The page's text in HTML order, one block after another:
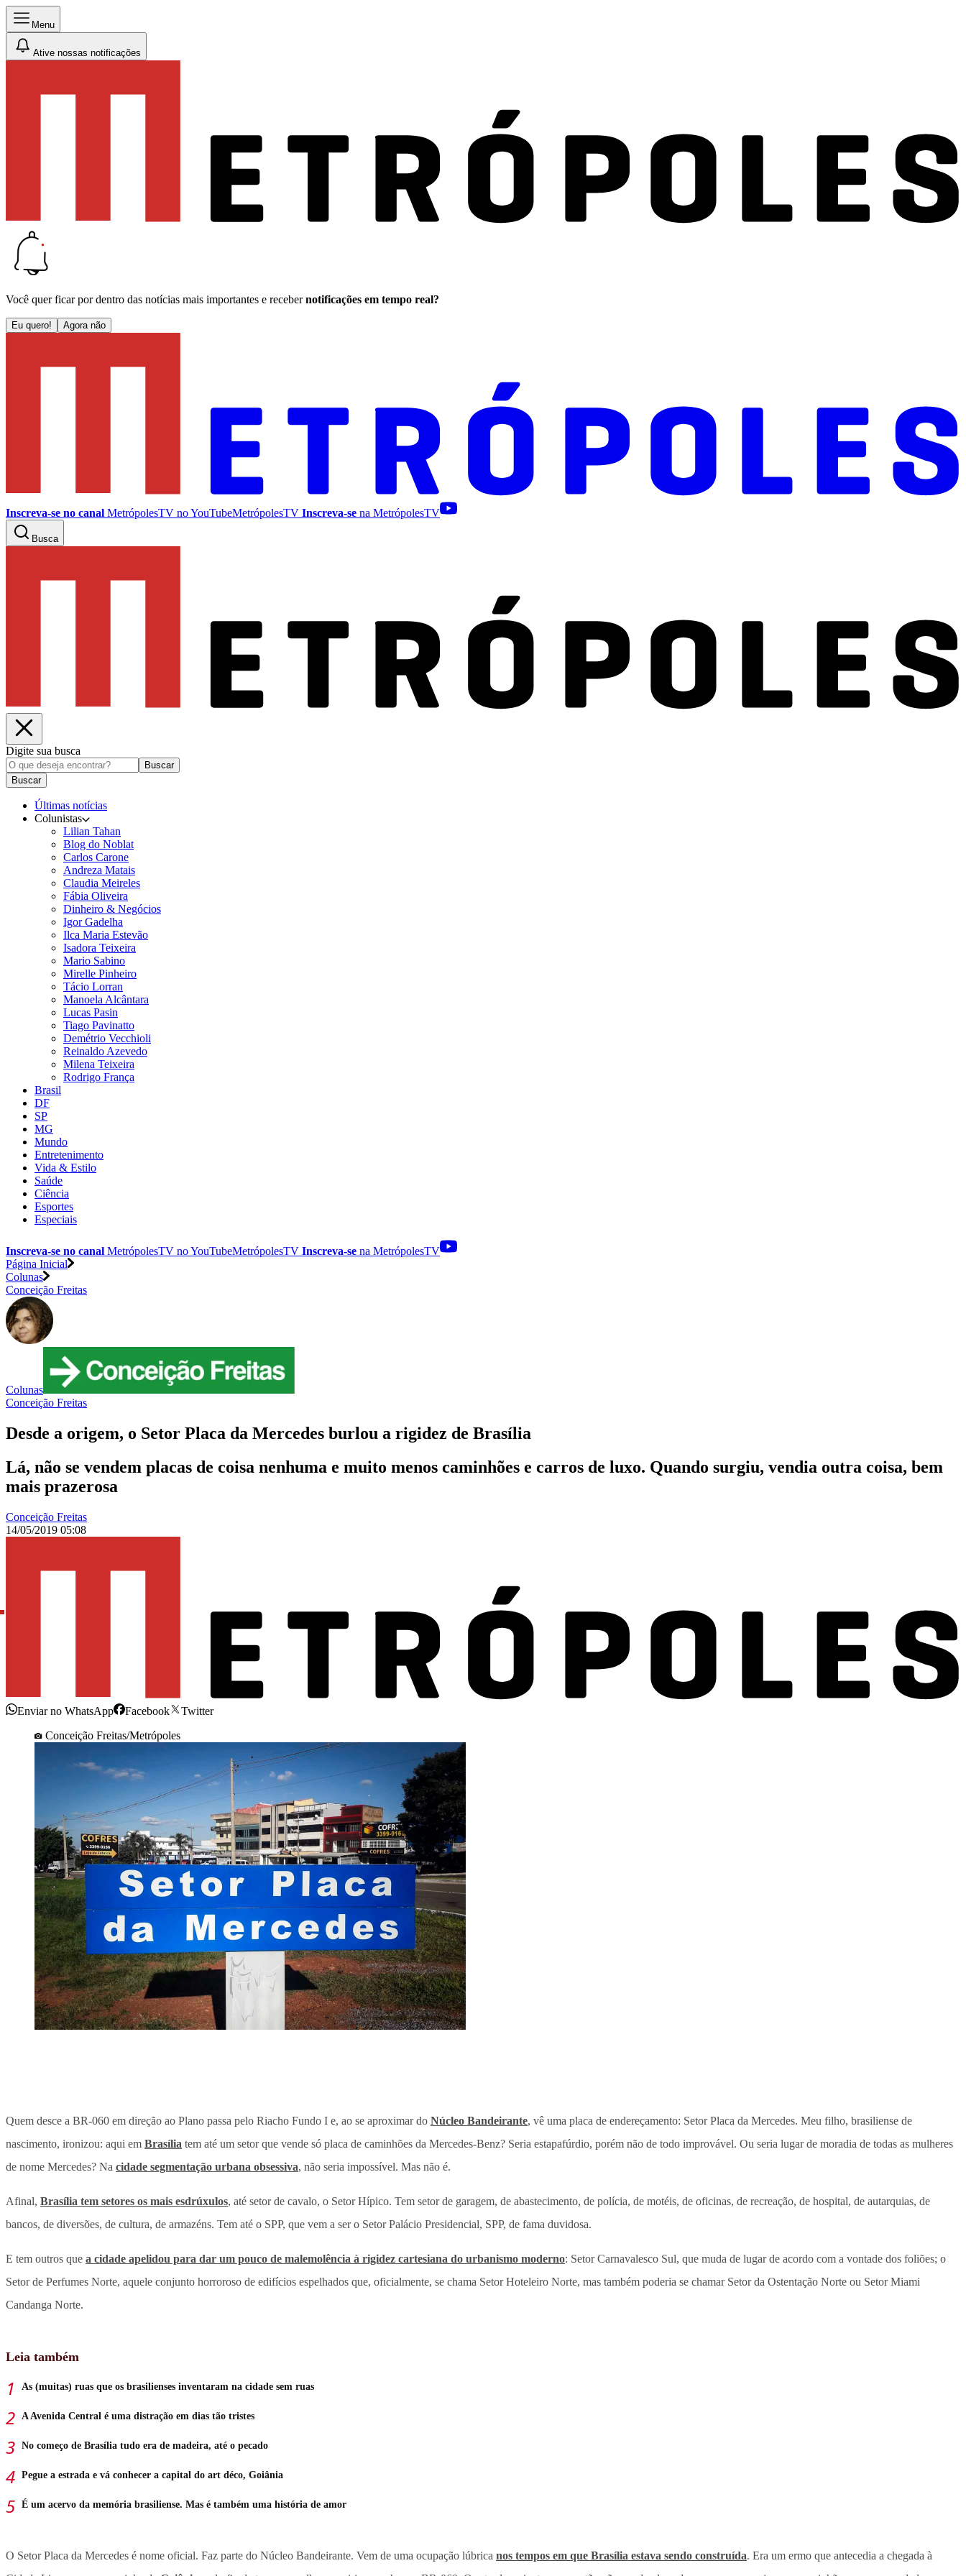
Menu
Ative nossas notificações
Você quer ficar por dentro das notícias mais importantes e receber notificações em tempo real?
Eu quero! Agora não
Inscreva-se no canal MetrópolesTV noYouTubeMetrópolesTV Inscreva-se na MetrópolesTV
Busca
Digite sua busca
Buscar
Buscar
Últimas notícias
Colunistas
Lilian Tahan
Blog do Noblat
Carlos Carone
Andreza Matais
Claudia Meireles
Fábia Oliveira
Dinheiro & Negócios
Igor Gadelha
Ilca Maria Estevão
Isadora Teixeira
Mario Sabino
Mirelle Pinheiro
Tácio Lorran
Manoela Alcântara
Lucas Pasin
Tiago Pavinatto
Demétrio Vecchioli
Reinaldo Azevedo
Milena Teixeira
Rodrigo França
Brasil
DF
SP
MG
Mundo
Entretenimento
Vida & Estilo
Saúde
Ciência
Esportes
Especiais
Inscreva-se no canal MetrópolesTV noYouTubeMetrópolesTV Inscreva-se na MetrópolesTV
Página Inicial
Colunas
Conceição Freitas
Colunas
Conceição Freitas
Desde a origem, o Setor Placa da Mercedes burlou a rigidez de Brasília
Lá, não se vendem placas de coisa nenhuma e muito menos caminhões e carros de luxo. Quando surgiu, vendia outra coisa, bem
mais prazerosa
Conceição Freitas
14/05/2019 05:08
Enviar no WhatsApp Facebook
Twitter
Conceição Freitas/Metrópoles
Quem desce a BR-060 em direção ao Plano passa pelo Riacho Fundo I e, ao se aproximar do Núcleo Bandeirante, vê uma placa de endereçamento: Setor Placa da Mercedes. Meu filho, brasiliense de
nascimento, ironizou: aqui em Brasília tem até um setor que vende só placa de caminhões da Mercedes-Benz? Seria estapafúrdio, porém não de todo improvável. Ou seria lugar de moradia de todas as mulheres
de nome Mercedes? Na cidade segmentação urbana obsessiva, não seria impossível. Mas não é.
Afinal, Brasília tem setores os mais esdrúxulos, até setor de cavalo, o Setor Hípico. Tem setor de garagem, de abastecimento, de polícia, de motéis, de oficinas, de recreação, de hospital, de autarquias, de
bancos, de diversões, de cultura, de armazéns. Tem até o SPP, que vem a ser o Setor Palácio Presidencial, SPP, de fama duvidosa.
E tem outros que a cidade apelidou para dar um pouco de malemolência à rigidez cartesiana do urbanismo moderno: Setor Carnavalesco Sul, que muda de lugar de acordo com a vontade dos foliões; o
Setor de Perfumes Norte, aquele conjunto horroroso de edifícios espelhados que, oficialmente, se chama Setor Hoteleiro Norte, mas também poderia se chamar Setor da Ostentação Norte ou Setor Miami
Candanga Norte.
Leia também
As (muitas) ruas que os brasilienses inventaram na cidade sem ruas
A Avenida Central é uma distração em dias tão tristes
No começo de Brasília tudo era de madeira, até o pecado
Pegue a estrada e vá conhecer a capital do art déco, Goiânia
É um acervo da memória brasiliense. Mas é também uma história de amor
O Setor Placa da Mercedes é nome oficial. Faz parte do Núcleo Bandeirante. Vem de uma ocupação lúbrica nos tempos em que Brasília estava sendo construída. Era um ermo que antecedia a chegada à